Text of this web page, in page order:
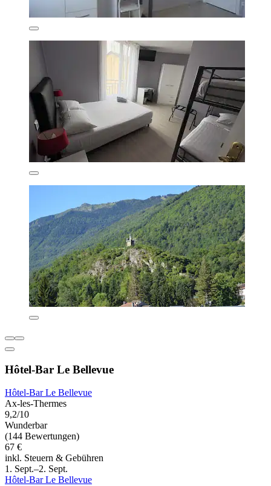
Hôtel-Bar Le Bellevue
Hôtel-Bar Le Bellevue
Ax-les-Thermes
9,2/10
Wunderbar
(144 Bewertungen)
67 €
inkl. Steuern & Gebühren
1. Sept.–2. Sept.
Hôtel-Bar Le Bellevue